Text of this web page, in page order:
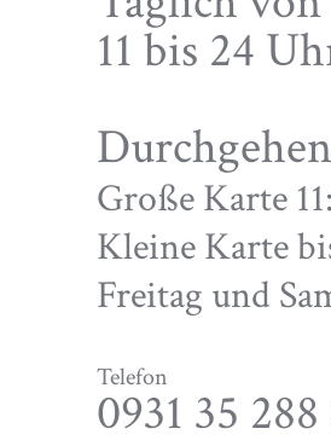
11 bis 24
Große Karte
Kleine Karte
Freitag und
Telefon
0931 35